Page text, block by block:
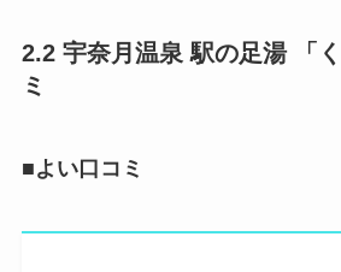
2.2 宇奈月温泉 駅の足湯 「
ミ
■よい口コミ